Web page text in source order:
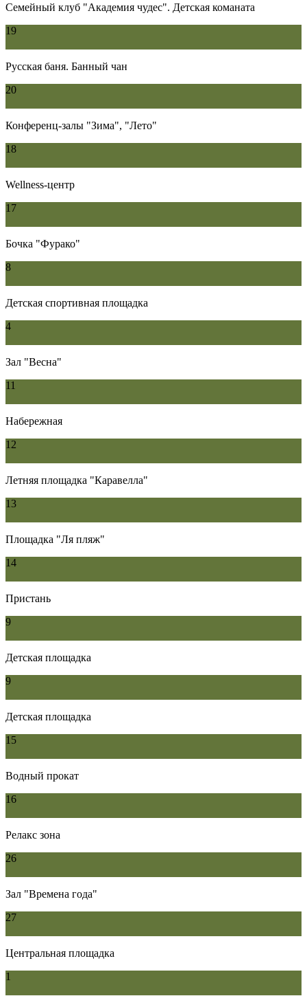
Семейный клуб "Академия чудес". Детская команата
19
Русская баня. Банный чан
20
Конференц-залы "Зима", "Лето"
18
Wellness-центр
17
Бочка "Фурако"
8
Детская спортивная площадка
4
Зал "Весна"
11
Набережная
12
Летняя площадка "Каравелла"
13
Площадка "Ля пляж"
14
Пристань
9
Детская площадка
9
Детская площадка
15
Водный прокат
16
Релакс зона
26
Зал "Времена года"
27
Центральная площадка
1